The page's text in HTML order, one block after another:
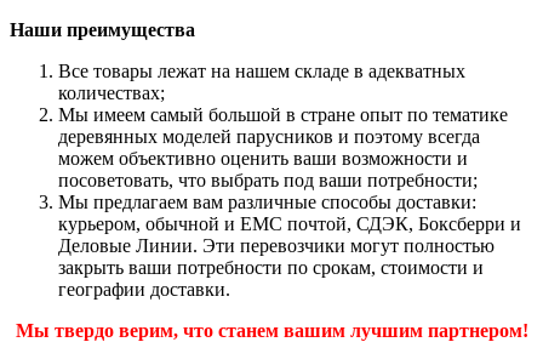
Наши преимущества
Все товары лежат на нашем складе в адекватных
количествах;
Мы имеем самый большой в стране опыт по тематике
деревянных моделей парусников и поэтому всегда
можем объективно оценить ваши возможности и
посоветовать, что выбрать под ваши потребности;
Мы предлагаем вам различные способы доставки:
курьером, обычной и ЕМС почтой, СДЭК, Боксберри и
Деловые Линии. Эти перевозчики могут полностью
закрыть ваши потребности по срокам, стоимости и
географии доставки.
Мы твердо верим, что станем вашим лучшим партнером!